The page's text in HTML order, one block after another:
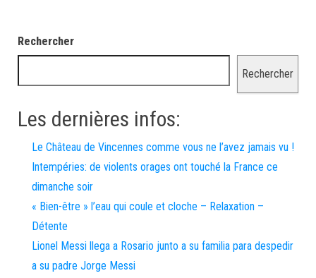
Rechercher
Rechercher
Les dernières infos:
Le Château de Vincennes comme vous ne l’avez jamais vu !
Intempéries: de violents orages ont touché la France ce
dimanche soir
« Bien-être » l’eau qui coule et cloche – Relaxation –
Détente
Lionel Messi llega a Rosario junto a su familia para despedir
a su padre Jorge Messi